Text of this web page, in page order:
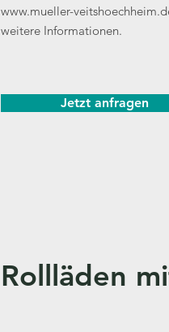
www.mueller-
weitere Informationen.
Jetzt anfragen
Rollläden